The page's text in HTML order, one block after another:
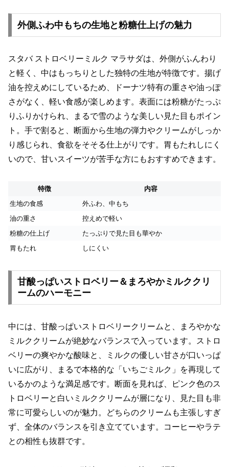
外側ふわ中もちの生地と粉糖仕上げの魅力
スタバ ストロベリーミルク マラサダは、外側がふんわり
と軽く、中はもっちりとした独特の生地が特徴です。揚げ
油を控えめにしているため、ドーナツ特有の重さや油っぽ
さがなく、軽い食感が楽しめます。表面には粉糖がたっぷ
りふりかけられ、まるで雪のような美しい見た目もポイン
ト。手で割ると、断面から生地の弾力やクリームがしっか
り感じられ、食欲をそそる仕上がりです。胃もたれしにく
いので、甘いスイーツが苦手な方にもおすすめできます。
特徴
内容
生地の食感
外ふわ、中もち
油の重さ
控えめで軽い
粉糖の仕上げ
たっぷりで見た目も華やか
胃もたれ
しにくい
甘酸っぱいストロベリー＆まろやかミルククリ
ームのハーモニー
中には、甘酸っぱいストロベリークリームと、まろやかな
ミルククリームが絶妙なバランスで入っています。ストロ
ベリーの爽やかな酸味と、ミルクの優しい甘さが口いっぱ
いに広がり、まるで本格的な「いちごミルク」を再現して
いるかのような満足感です。断面を見れば、ピンク色のス
トロベリーと白いミルククリームが層になり、見た目も非
常に可愛らしいのが魅力。どちらのクリームも主張しすぎ
ず、全体のバランスを引き立てています。コーヒーやラテ
との相性も抜群です。